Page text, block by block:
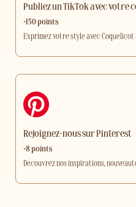
Publiez un TikTok avec votre
+150 points
Exprimez votre style avec
Rejoignez-nous sur Pinterest
+8 points
Découvrez nos inspirations,